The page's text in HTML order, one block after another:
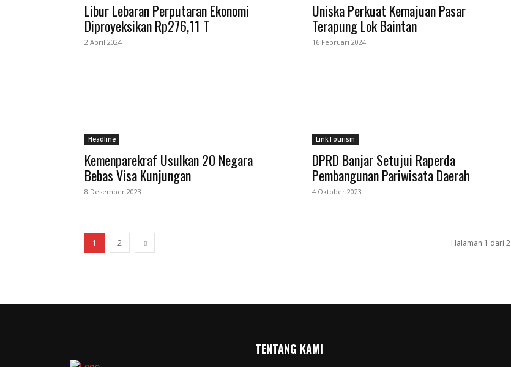
Libur Lebaran Perputaran Ekonomi
Diproyeksikan Rp276,11 T
2 April 2024
Uniska Perkuat Kemajuan Pasar
Terapung Lok Baintan
16 Februari 2024
Headline
Kemenparekraf Usulkan 20 Negara
Bebas Visa Kunjungan
8 Desember 2023
LinkTourism
DPRD Banjar Setujui Raperda
Pembangunan Pariwisata Daerah
4 Oktober 2023
1 2 Halaman 1 dari 2
TENTANG KAMI